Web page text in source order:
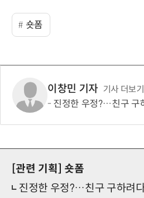
숏폼
이창민 기자 기사 더보기
진정한 우정?…친구 구하려다
[관련 기획] 숏폼
진정한 우정?…친구 구하려다 둘